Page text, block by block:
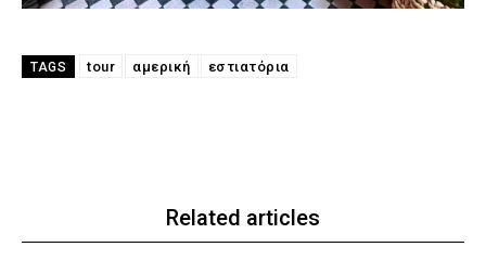
TAGS tour αμερική εστιατόρια
Related articles